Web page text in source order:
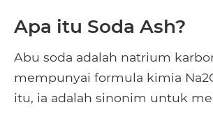
Apa itu Soda Ash?
Abu soda adalah natrium
mempunyai formula kimia
itu, ia adalah sinonim untuk